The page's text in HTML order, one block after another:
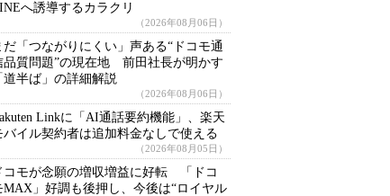
へ誘導するカラクリ
（2026年08月06日）
だ「つながりにくい」声ある“ドコモ通
品質問題”の現在地 前田社長が明かす
道半ば」の詳細解説
（2026年08月06日）
Linkに「AI通話要約機能」、楽天
バイル契約者は追加料金なしで使える
（2026年08月05日）
コモが念願の増収増益に好転 「ドコ
MAX」好調も後押し、今後は“ロイヤル